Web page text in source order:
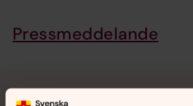
Pressmeddelande